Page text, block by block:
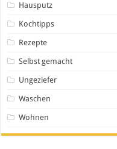
Hausputz
Kochtipps
Rezepte
Selbst gemacht
Ungeziefer
Waschen
Wohnen